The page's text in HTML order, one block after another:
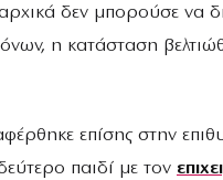
δεν μπορούσε να
η κατάσταση
επίσης στην
παιδί με τον